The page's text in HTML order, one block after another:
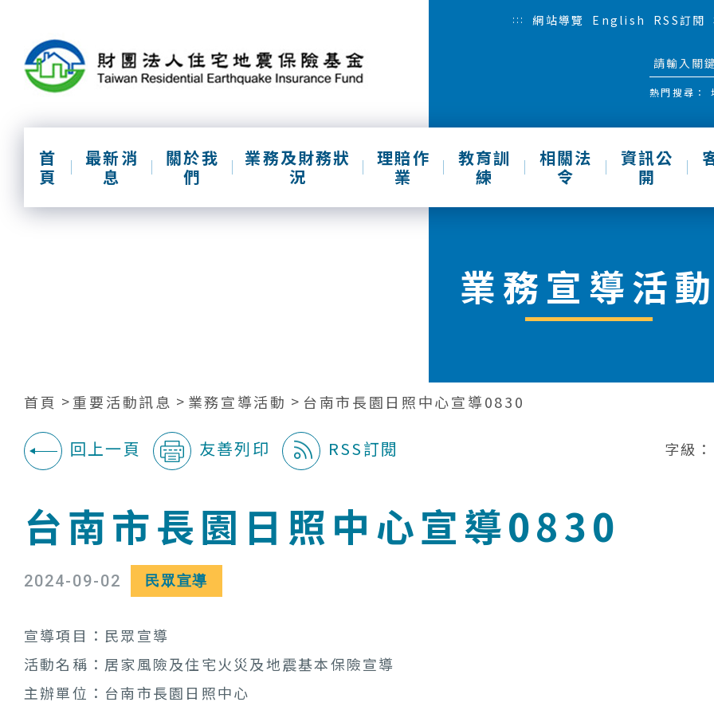
::: 網站導覽 English RSS訂閱
熱門搜尋：
首
頁
最新消
息
關於我
們
業務及財務狀
況
理賠作
業
教育訓
練
相關法
令
資訊公
開
業務宣導活
首頁 重要活動訊息 業務宣導活動 台南市長園日照中心宣導0830
回上一頁 友善列印 RSS訂閱 字級：
台南市長園日照中心宣導0830
2024-09-02 民眾宣導
宣導項目：民眾宣導
活動名稱：居家風險及住宅火災及地震基本保險宣導
主辦單位：台南市長園日照中心